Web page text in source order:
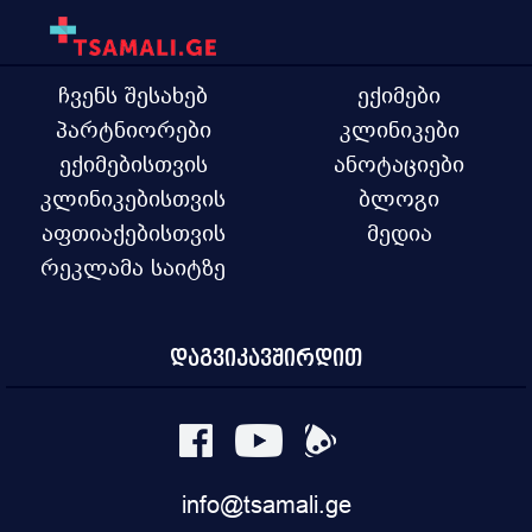
ჩვენს შესახებ
პარტნიორები
ექიმებისთვის
კლინიკებისთვის
აფთიაქებისთვის
რეკლამა საიტზე
ექიმები
კლინიკები
ანოტაციები
ბლოგი
მედია
დაგვიკავშირდით
info@tsamali.ge